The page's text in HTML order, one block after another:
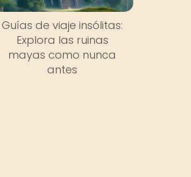
Guías de viaje insólitas:
Explora las ruinas
mayas como nunca
antes